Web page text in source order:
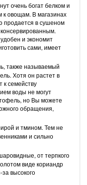
очень богат белком и
овощам. В магазинах
продается в сушеном
и экономит
сами, имеет
также называемый
Хотя он растет в
к семейству
воды не могут
но Вы можете
обращения,
и тмином. Тем не
и сильно
от терпкого
виде кориандр
высокого